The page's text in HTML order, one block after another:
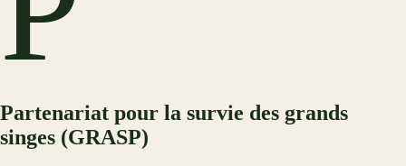
Partenariat pour la survie des grands
singes (GRASP)